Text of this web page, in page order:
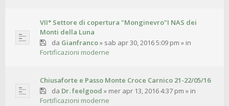
VII° Settore di copertura "Monginevro"I NAS dei
Monti della Luna
da Gianfranco» sab apr 30, 2016 5:09 pm » in
Fortificazioni moderne
Chiusaforte e Passo Monte Croce Carnico 21-22/05/16
da Dr. feelgood » mer apr 13, 2016 4:37 pm » in
Fortificazioni moderne